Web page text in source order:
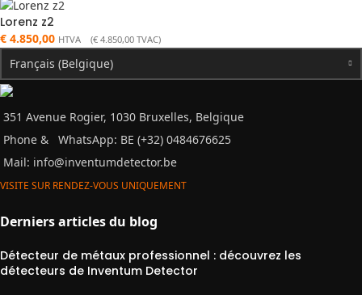
Lorenz z2
€ 4.850,00 HTVA (€ 4.850,00 TVAC)
Français (Belgique)
351 Avenue Rogier, 1030 Bruxelles, Belgique
Phone &
WhatsApp: BE (+32) 0484676625
Mail: info@inventumdetector.be
VISITE SUR RENDEZ-VOUS UNIQUEMENT
Derniers articles du blog
Détecteur de métaux professionnel : découvrez les
détecteurs de Inventum Detector